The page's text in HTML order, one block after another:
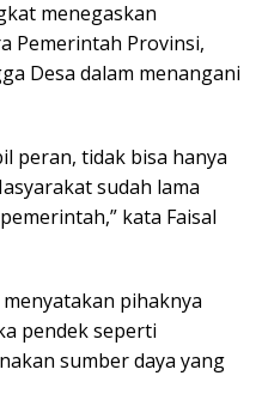
menegaskan
Pemerintah Provinsi,
Desa dalam menangani
peran, tidak bisa hanya
sudah lama
kata Faisal
pihaknya
pendek seperti
sumber daya yang